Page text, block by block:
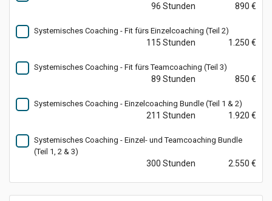
96 Stunden 890 €
Systemisches Coaching - Fit fürs Einzelcoaching (Teil 2)
115 Stunden 1.250 €
Systemisches Coaching - Fit fürs Teamcoaching (Teil 3)
89 Stunden 850 €
Systemisches Coaching - Einzelcoaching Bundle (Teil 1 & 2)
211 Stunden 1.920 €
Systemisches Coaching - Einzel- und Teamcoaching Bundle
(Teil 1, 2 & 3)
300 Stunden 2.550 €